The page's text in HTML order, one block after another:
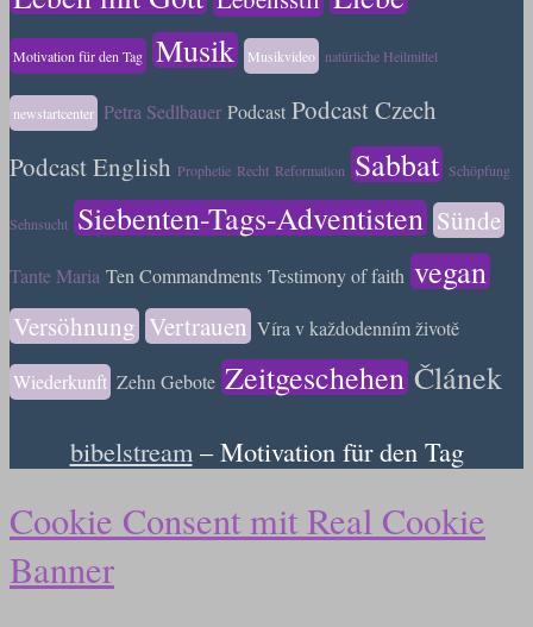
Motivation für den Tag Musik Musikvideo natürliche Heilmittel
newstartcenter Petra Sedlbauer Podcast Podcast Czech
Podcast English Prophetie Recht Reformation Sabbat Schöpfung
Sehnsucht Siebenten-Tags-Adventisten Sünde
Tante Maria Ten Commandments Testimony of faith vegan
Versöhnung Vertrauen Víra v každodenním životě
Wiederkunft Zehn Gebote Zeitgeschehen Článek
bibelstream– Motivation für den Tag
Cookie Consent mit Real Cookie
Banner